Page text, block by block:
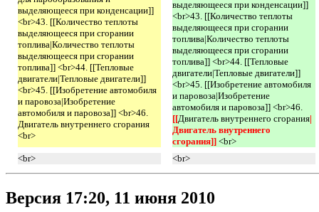
выделяющееся при конденсации]]
<br>43. [[Количество теплоты
выделяющееся при сгорании
топлива|Количество теплоты
выделяющееся при сгорании
топлива]] <br>44. [[Тепловые
двигатели|Тепловые двигатели]]
<br>45. [[Изобретение автомобиля
и паровоза|Изобретение
автомобиля и паровоза]] <br>46.
Двигатель внутреннего сгорания
<br>
выделяющееся при конденсации]]
<br>43. [[Количество теплоты
выделяющееся при сгорании
топлива|Количество теплоты
выделяющееся при сгорании
топлива]] <br>44. [[Тепловые
двигатели|Тепловые двигатели]]
<br>45. [[Изобретение автомобиля
и паровоза|Изобретение
автомобиля и паровоза]] <br>46.
[[Двигатель внутреннего сгорания|
Двигатель внутреннего
сгорания]] <br>
<br>
<br>
Версия 17:20, 11 июня 2010